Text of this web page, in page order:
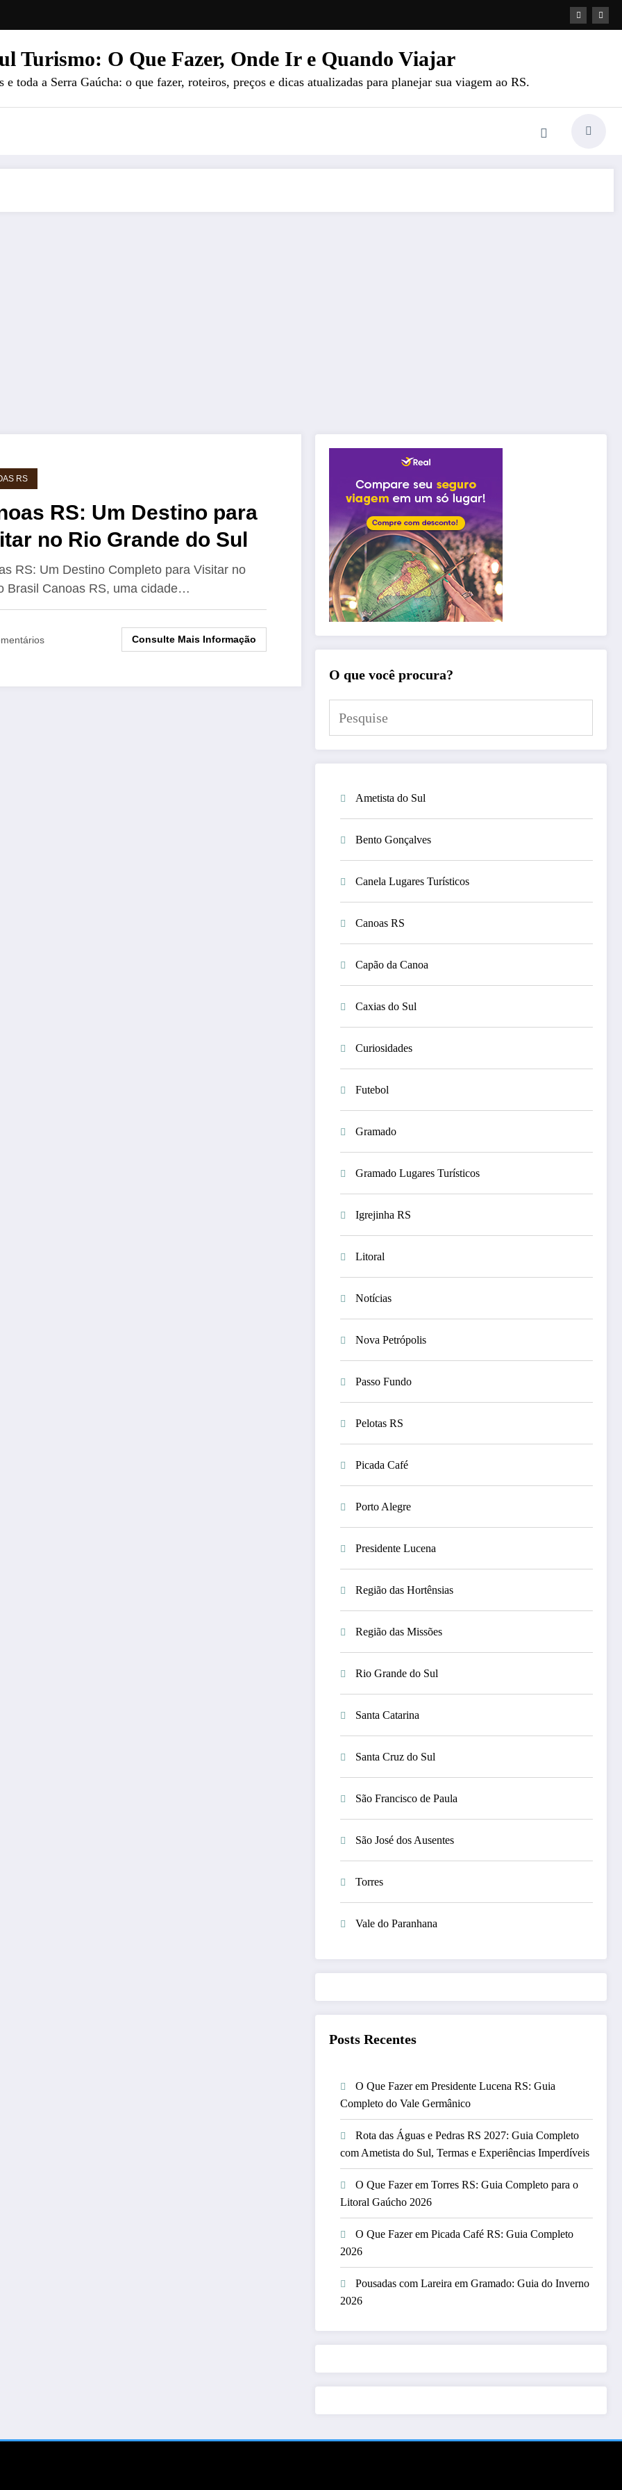
Turismo: O Que Fazer, Onde Ir e Quando Viajar
toda a Serra Gaúcha: o que fazer, roteiros, preços e dicas atualizadas para planejar sua viagem ao RS.
RS
RS: Um Destino para
no Rio Grande do Sul
RS: Um Destino Completo para Visitar no
Brasil Canoas RS, uma cidade…
Consulte Mais Informação
O que você procura?
Ametista do Sul
Bento Gonçalves
Canela Lugares Turísticos
Canoas RS
Capão da Canoa
Caxias do Sul
Curiosidades
Futebol
Gramado
Gramado Lugares Turísticos
Igrejinha RS
Litoral
Notícias
Nova Petrópolis
Passo Fundo
Pelotas RS
Picada Café
Porto Alegre
Presidente Lucena
Região das Hortênsias
Região das Missões
Rio Grande do Sul
Santa Catarina
Santa Cruz do Sul
São Francisco de Paula
São José dos Ausentes
Torres
Vale do Paranhana
Posts Recentes
O Que Fazer em Presidente Lucena RS: Guia
Completo do Vale Germânico
Rota das Águas e Pedras RS 2027: Guia Completo
com Ametista do Sul, Termas e Experiências Imperdíveis
O Que Fazer em Torres RS: Guia Completo para o
Litoral Gaúcho 2026
O Que Fazer em Picada Café RS: Guia Completo
2026
Pousadas com Lareira em Gramado: Guia do Inverno
2026